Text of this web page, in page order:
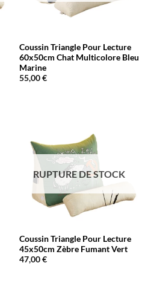
Coussin Triangle Pour Lecture
60x50cm Chat Multicolore Bleu
Marine
55,00€
RUPTURE DE STOCK
Coussin Triangle Pour Lecture
45x50cm Zèbre Fumant Vert
47,00€